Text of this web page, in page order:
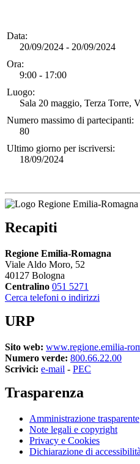
Data:
20/09/2024 - 20/09/2024
Ora:
9:00 - 17:00
Luogo:
Sala 20 maggio, Terza Torre,
Numero massimo di partecipanti:
80
Ultimo giorno per iscriversi:
18/09/2024
Recapiti
Regione Emilia-Romagna
Viale Aldo Moro, 52
40127 Bologna
Centralino 051 5271
Cerca telefoni o indirizzi
URP
Sito web: www.regione.emilia-
Numero verde: 800.66.22.00
Scrivici: e-mail - PEC
Trasparenza
Amministrazione trasparente
Note legali e copyright
Privacy e Cookies
Dichiarazione di accessibilità